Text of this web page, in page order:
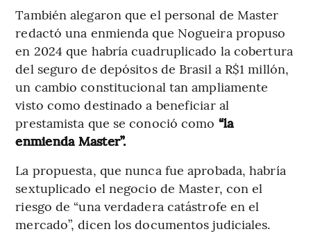
También alegaron que el personal de Master
redactó una enmienda que Nogueira propuso
en 2024 que habría cuadruplicado la cobertura
del seguro de depósitos de Brasil a R$1 millón,
un cambio constitucional tan ampliamente
visto como destinado a beneficiar al
prestamista que se conoció como “la
enmienda Master”.
La propuesta, que nunca fue aprobada, habría
sextuplicado el negocio de Master, con el
riesgo de “una verdadera catástrofe en el
mercado”, dicen los documentos judiciales.